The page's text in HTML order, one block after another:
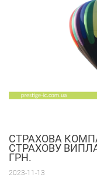
СТРАХОВА
СТРАХОВУ
ГРН.
2023-11-13